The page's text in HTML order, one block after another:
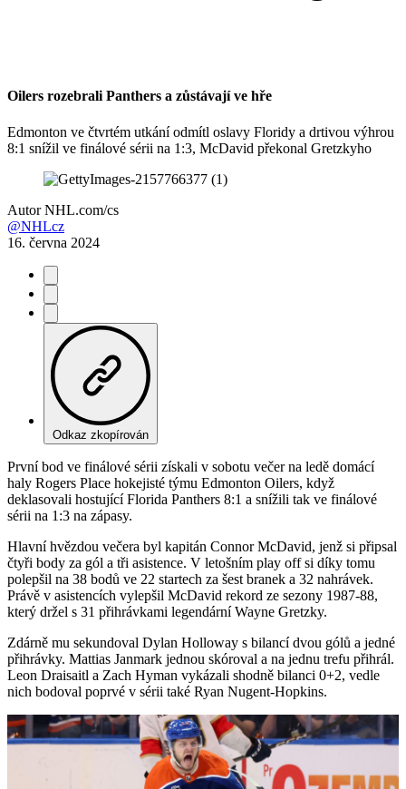
Oilers rozebrali Panthers a zůstávají ve hře
Edmonton ve čtvrtém utkání odmítl oslavy Floridy a drtivou výhrou
8:1 snížil ve finálové sérii na 1:3, McDavid překonal Gretzkyho
Autor NHL.com/cs
@NHLcz
16. června 2024
Odkaz zkopírován
První bod ve finálové sérii získali v sobotu večer na ledě domácí
haly Rogers Place hokejisté týmu Edmonton Oilers, když
deklasovali hostující Florida Panthers 8:1 a snížili tak ve finálové
sérii na 1:3 na zápasy.
Hlavní hvězdou večera byl kapitán Connor McDavid, jenž si připsal
čtyři body za gól a tři asistence. V letošním play off si díky tomu
polepšil na 38 bodů ve 22 startech za šest branek a 32 nahrávek.
Právě v asistencích vylepšil McDavid rekord ze sezony 1987-88,
který držel s 31 přihrávkami legendární Wayne Gretzky.
Zdárně mu sekundoval Dylan Holloway s bilancí dvou gólů a jedné
přihrávky. Mattias Janmark jednou skóroval a na jednu trefu přihrál.
Leon Draisaitl a Zach Hyman vykázali shodně bilanci 0+2, vedle
nich bodoval poprvé v sérii také Ryan Nugent-Hopkins.